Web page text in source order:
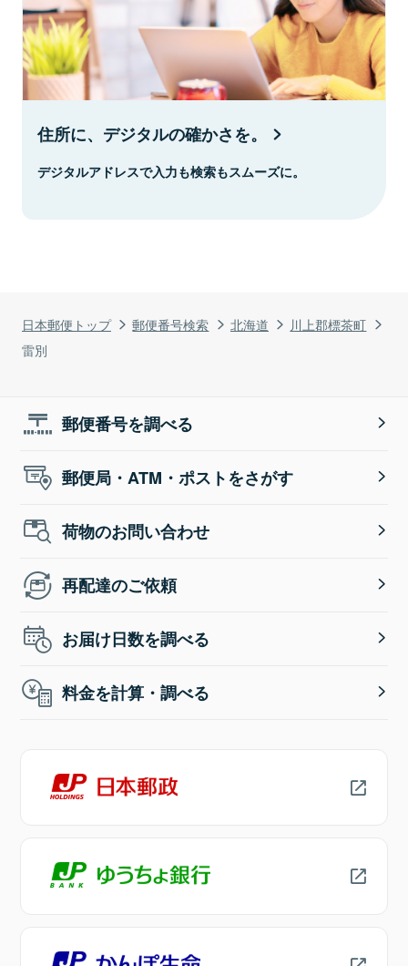
日本郵便トップ 郵便番号検索 北海道
川上郡標茶町
雷別
住所に、デジタルの確かさを。
デジタルアドレスで入力も検索もスムーズに。
郵便番号を調べる
郵便局・ATM・ポストをさがす
荷物のお問い合わせ
再配達のご依頼
お届け日数を調べる
料金を計算・調べる